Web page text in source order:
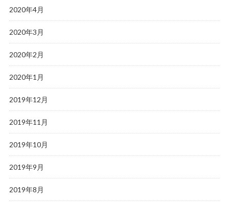
2020年4月
2020年3月
2020年2月
2020年1月
2019年12月
2019年11月
2019年10月
2019年9月
2019年8月